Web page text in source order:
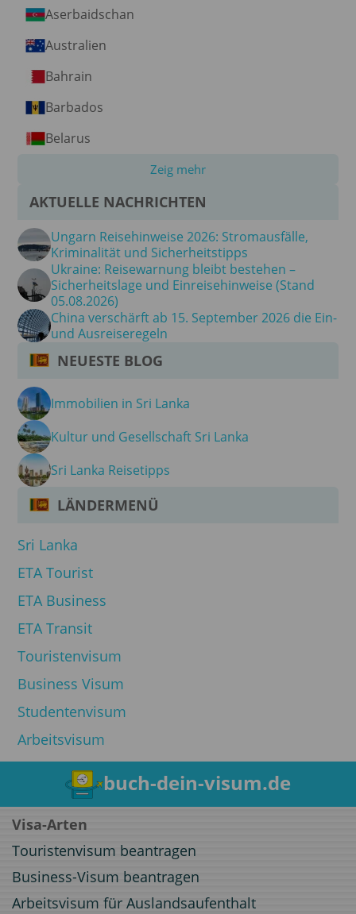
Aserbaidschan
Australien
Bahrain
Barbados
Belarus
Zeig mehr
AKTUELLE NACHRICHTEN
Ungarn Reisehinweise 2026: Stromausfälle,
Kriminalität und Sicherheitstipps
Ukraine: Reisewarnung bleibt bestehen –
Sicherheitslage und Einreisehinweise (Stand
05.08.2026)
China verschärft ab 15. September 2026 die Ein-
und Ausreiseregeln
NEUESTE BLOG
Immobilien in Sri Lanka
Kultur und Gesellschaft Sri Lanka
Sri Lanka Reisetipps
LÄNDERMENÜ
Sri Lanka
ETA Tourist
ETA Business
ETA Transit
Touristenvisum
Business Visum
Studentenvisum
Arbeitsvisum
buch-dein-visum.de
Visa-Arten
Touristenvisum beantragen
Business-Visum beantragen
Arbeitsvisum für Auslandsaufenthalt